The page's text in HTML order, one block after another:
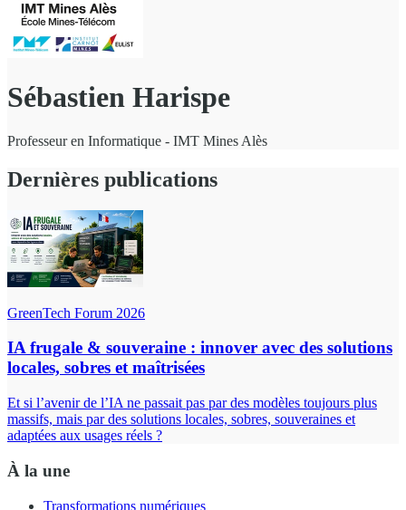
Sébastien Harispe
Professeur en Informatique - IMT Mines Alès
Dernières publications
GreenTech Forum 2026
IA frugale & souveraine : innover avec des solutions
locales, sobres et maîtrisées
Et si l’avenir de l’IA ne passait pas par des modèles toujours plus
massifs, mais par des solutions locales, sobres, souveraines et
adaptées aux usages réels ?
À la une
Transformations numériques